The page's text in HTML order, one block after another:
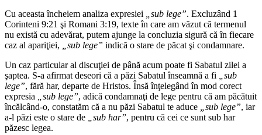
Cu aceasta încheiem analiza expresiei „sub lege”. Excluzând 1
Corinteni 9:21 şi Romani 3:19, texte în care am văzut că termenul
nu există cu adevărat, putem ajunge la concluzia sigură că în fiecare
caz al apariţiei, „sub lege” indică o stare de păcat şi condamnare.
Un caz particular al discuţiei de până acum poate fi Sabatul zilei a
şaptea. S-a afirmat deseori că a păzi Sabatul înseamnă a fi „sub
lege”, fără har, departe de Hristos. Însă înţelegând în mod corect
expresia „sub lege”, adică condamnaţi de lege pentru că am păcătuit
încălcând-o, constatăm că a nu păzi Sabatul te aduce „sub lege”, iar
a-l păzi este o stare de „sub har”, pentru că cei ce sunt sub har
păzesc legea.